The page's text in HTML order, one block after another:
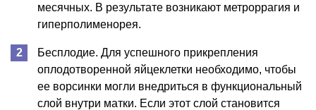
месячных. В результате возникают метроррагия и
гиперполименорея.
Бесплодие. Для успешного прикрепления
оплодотворенной яйцеклетки необходимо, чтобы
ее ворсинки могли внедриться в функциональный
слой внутри матки. Если этот слой становится